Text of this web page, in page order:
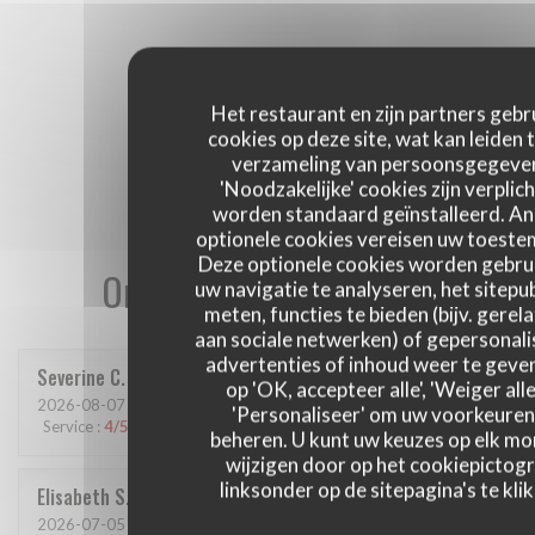
Het restaurant en zijn partners
cookies op deze site, wat kan leiden
verzameling van
'Noodzakelijke' cookies zijn
worden standaard geïnstalleerd.
optionele cookies vereisen uw
Deze optionele cookies worden
uw navigatie te analyseren, het
meten, functies te bieden (bijv.
aan sociale netwerken) of
advertenties of inhoud weer te
op 'OK, accepteer alle', 'Weiger
'Personaliseer' om uw
beheren. U kunt uw keuzes op elk
wijzigen door op het
linksonder op de sitepagina's te
Onze gastbeoordelingen
Severine C
2026-08-07 - 12:15 - Gasten 6
Service : 4/5 /5 Keuken:3/5 Kwaliteit / Prijs: 3/5
Elisabeth S
2026-07-05